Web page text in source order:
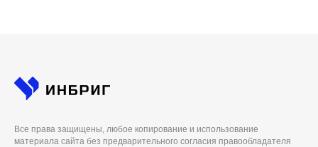
Все права защищены, любое копирование и использование
материала сайта без предварительного согласия правообладателя